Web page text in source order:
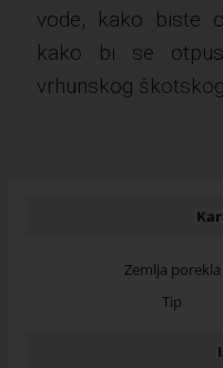
vode, kako biste
kako bi se
vrhunskog
Zemlja porekla
Tip